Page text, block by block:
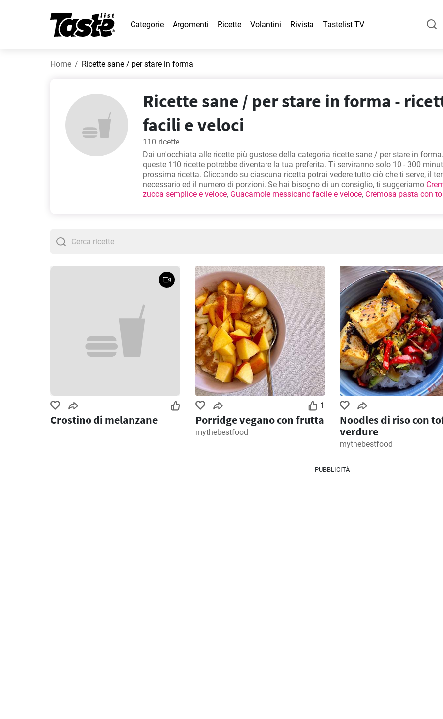
Categorie Argomenti Ricette Volantini Rivista Tastelist TV
Home Ricette sane / per stare in forma
Ricette sane / per stare in forma -
facili e veloci
110 ricette
Dai un'occhiata alle ricette più gustose della categoria ricette sane / per stare in
queste 110 ricette potrebbe diventare la tua preferita. Ti serviranno solo 10 - 300
prossima ricetta. Cliccando su ciascuna ricetta potrai vedere tutto ciò che ti serve, il
necessario ed il numero di porzioni. Se hai bisogno di un consiglio, ti suggeriamo
zucca semplice e veloce, Guacamole messicano facile e veloce, Cremosa pasta con
Crostino di melanzane
1
Porridge vegano con frutta
mythebestfood
Noodles di riso con
verdure
mythebestfood
PUBBLICITÀ